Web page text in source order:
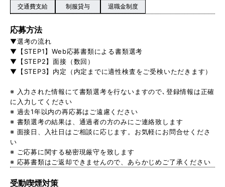
交通費支給
制服貸与 退職金制度
応募方法
▼選考の流れ
▼【STEP1】Web応募書類による書類選考
▼【STEP2】面接（数回）
▼【STEP3】内定（内定までに適性検査をご受検いただきます）
※ 入力された情報にて書類選考を行ないますので､登録情報は正確
に入力してください
※ 過去1年以内の再応募はご遠慮ください
※ 書類選考の結果は、通過者の方のみにご連絡致します
※ 面接日、入社日はご相談に応じます。お気軽にお問合せくださ
い
※ ご応募に関する秘密現厳守を致します
※ 応募書類はご返却できませんので、あらかじめご了承ください
受動喫煙対策